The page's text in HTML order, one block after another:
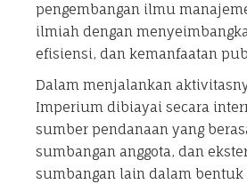
pengembangan ilmu
ilmiah dengan
efisiensi, dan kemanfaatan
Dalam menjalankan
Imperium dibiayai secara
sumber pendanaan yang
sumbangan anggota, dan
sumbangan lain dalam bentuk